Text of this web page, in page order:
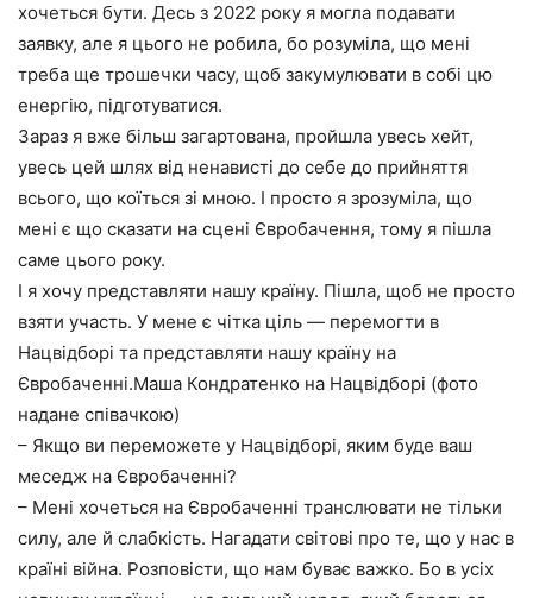
хочеться бути. Десь з 2022 року я могла подавати
заявку, але я цього не робила, бо розуміла, що мені
треба ще трошечки часу, щоб закумулювати в собі цю
енергію, підготуватися.
Зараз я вже більш загартована, пройшла увесь хейт,
увесь цей шлях від ненависті до себе до прийняття
всього, що коїться зі мною. І просто я зрозуміла, що
мені є що сказати на сцені Євробачення, тому я пішла
саме цього року.
І я хочу представляти нашу країну. Пішла, щоб не просто
взяти участь. У мене є чітка ціль — перемогти в
Нацвідборі та представляти нашу країну на
Євробаченні.Маша Кондратенко на Нацвідборі (фото
надане співачкою)
– Якщо ви переможете у Нацвідборі, яким буде ваш
меседж на Євробаченні?
– Мені хочеться на Євробаченні транслювати не тільки
силу, але й слабкість. Нагадати світові про те, що у нас в
країні війна. Розповісти, що нам буває важко. Бо в усіх